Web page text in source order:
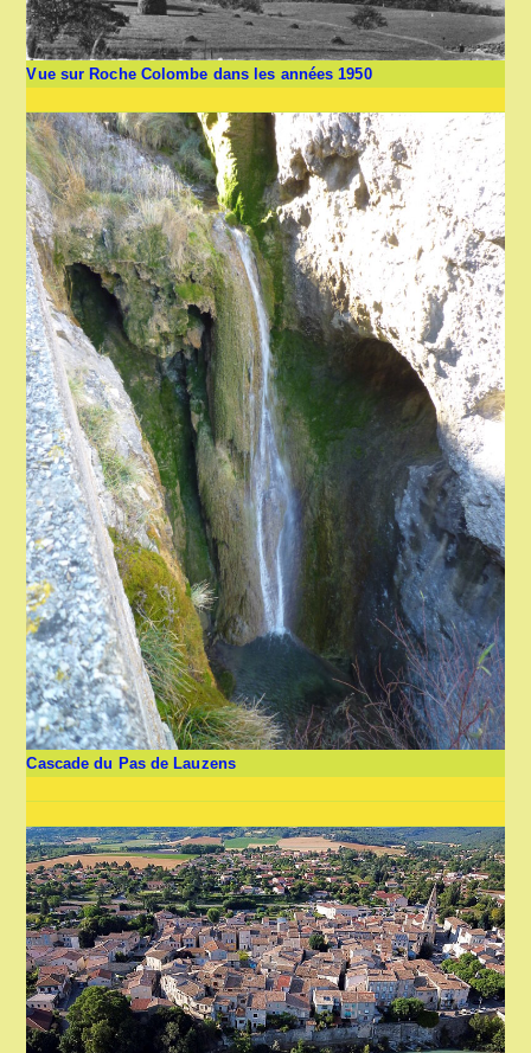
Vue sur Roche Colombe dans les années 1950
Cascade du Pas de Lauzens